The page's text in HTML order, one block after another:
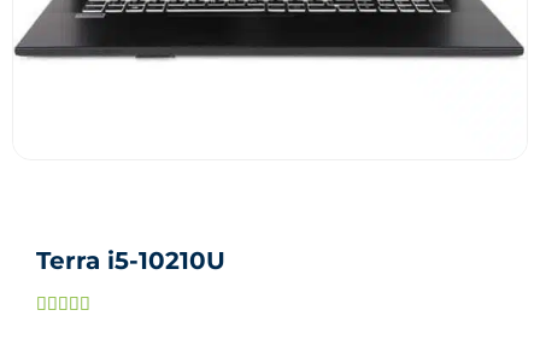
Terra i5-10210U
    